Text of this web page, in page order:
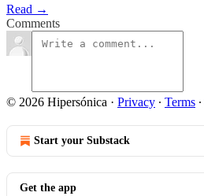
Read →
Comments
© 2026 Hipersónica · Privacy ∙ Terms ∙
Start your Substack
Get the app